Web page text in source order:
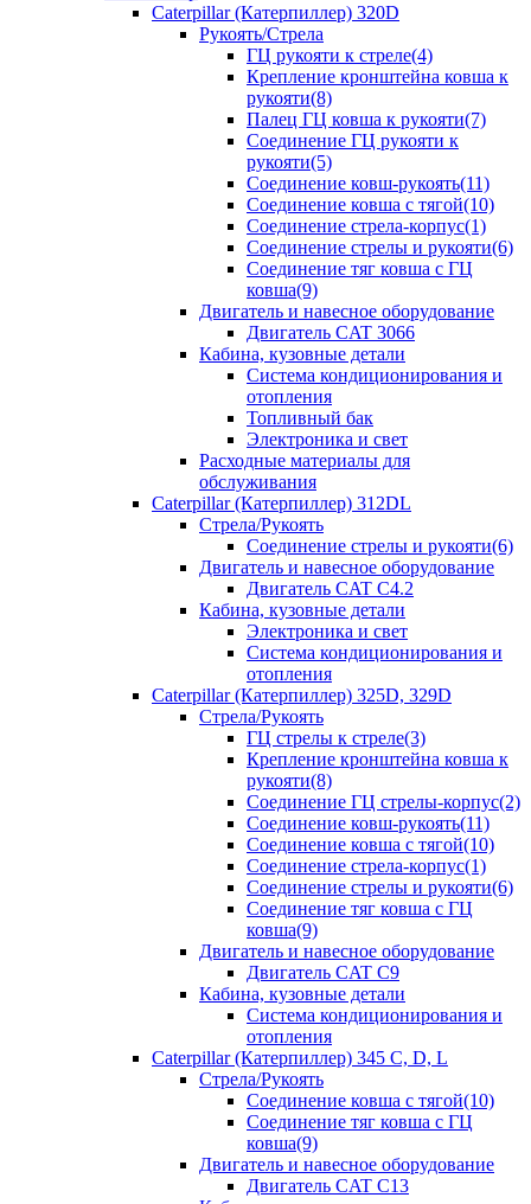
Caterpillar (Катерпиллер) 320D
Рукоять/Стрела
ГЦ рукояти к стреле(4)
Крепление кронштейна ковша к
рукояти(8)
Палец ГЦ ковша к рукояти(7)
Соединение ГЦ рукояти к
рукояти(5)
Соединение ковш-рукоять(11)
Соединение ковша с тягой(10)
Соединение стрела-корпус(1)
Соединение стрелы и рукояти(6)
Соединение тяг ковша с ГЦ
ковша(9)
Двигатель и навесное оборудование
Двигатель CAT 3066
Кабина, кузовные детали
Система кондиционирования и
отопления
Топливный бак
Электроника и свет
Расходные материалы для
обслуживания
Caterpillar (Катерпиллер) 312DL
Стрела/Рукоять
Соединение стрелы и рукояти(6)
Двигатель и навесное оборудование
Двигатель CAT С4.2
Кабина, кузовные детали
Электроника и свет
Система кондиционирования и
отопления
Caterpillar (Катерпиллер) 325D, 329D
Стрела/Рукоять
ГЦ стрелы к стреле(3)
Крепление кронштейна ковша к
рукояти(8)
Соединение ГЦ стрелы-корпус(2)
Соединение ковш-рукоять(11)
Соединение ковша с тягой(10)
Соединение стрела-корпус(1)
Соединение стрелы и рукояти(6)
Соединение тяг ковша с ГЦ
ковша(9)
Двигатель и навесное оборудование
Двигатель CAT C9
Кабина, кузовные детали
Система кондиционирования и
отопления
Caterpillar (Катерпиллер) 345 C, D, L
Стрела/Рукоять
Соединение ковша с тягой(10)
Соединение тяг ковша с ГЦ
ковша(9)
Двигатель и навесное оборудование
Двигатель CAT C13